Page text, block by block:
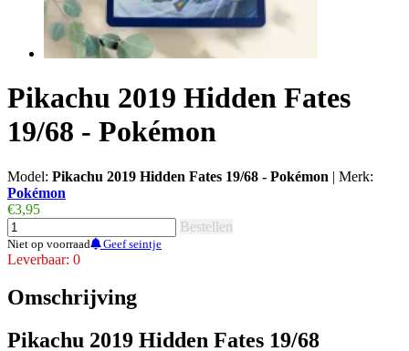
Pikachu 2019 Hidden Fates
19/68 - Pokémon
Model: Pikachu 2019 Hidden Fates 19/68 - Pokémon | Merk:
Pokémon
€3,95
Bestellen
Niet op voorraad Geef seintje
Leverbaar: 0
Omschrijving
Pikachu 2019 Hidden Fates 19/68